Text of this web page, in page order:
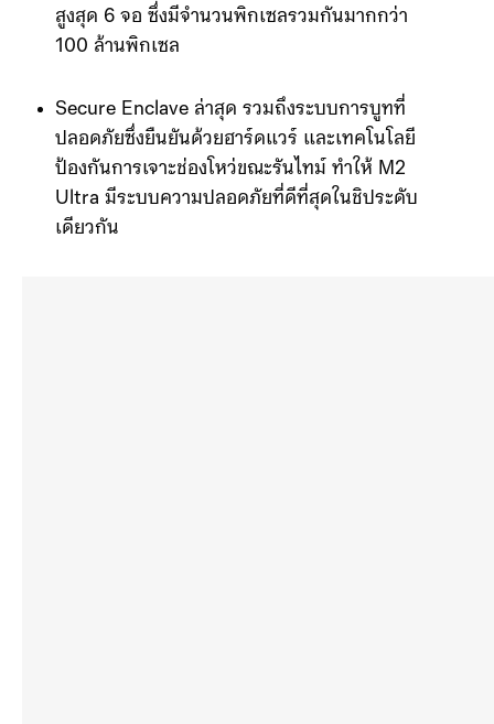
สูงสุด 6 จอ ซึ่งมีจำนวนพิกเซลรวมกันมากกว่า
100 ล้านพิกเซล
Secure Enclave ล่าสุด รวมถึงระบบการบูทที่
ปลอดภัยซึ่งยืนยันด้วยฮาร์ดแวร์ และเทคโนโลยี
ป้องกันการเจาะช่องโหว่ขณะรันไทม์ ทำให้ M2
Ultra มีระบบความปลอดภัยที่ดีที่สุดในชิประดับ
เดียวกัน